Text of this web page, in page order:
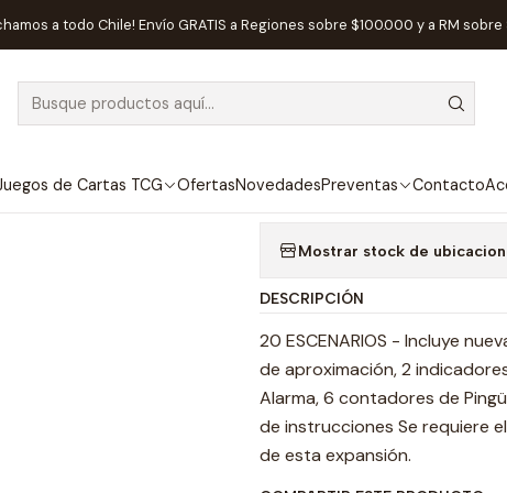
de Cartas TCG OfertasNovedadesPreventas Contacto
a todo Chile! Envío GRATIS a Regiones sobre $100.000 y a RM
Juegos de Mesa Expansiones Sky Team Turbulence - Español
AGOTADO Sky Team
Agregar a la lista de
Mostrar stock de
DESCRIPCIÓN
20 ESCENARIOS - Incluye
de aproximación, 2
Alarma, 6 contadores de
de instrucciones Se requiere
de esta expansión.